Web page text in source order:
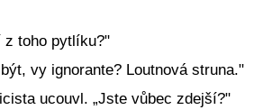
z toho pytlíku?"
vy ignorante? Loutnová struna."
ucouvl. „Jste vůbec zdejší?"